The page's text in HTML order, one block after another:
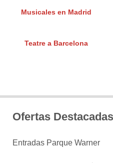
Musicales en Madrid
Teatre a Barcelona
Ofertas Destacadas
Entradas Parque Warner